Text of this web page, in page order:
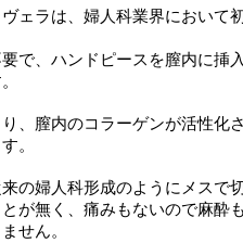
ェラは、婦人科業界において
で、ハンドピースを膣内に挿
、膣内のコラーゲンが活性化
。
来の婦人科形成のようにメスで
が無く、痛みもないので麻酔
せん。